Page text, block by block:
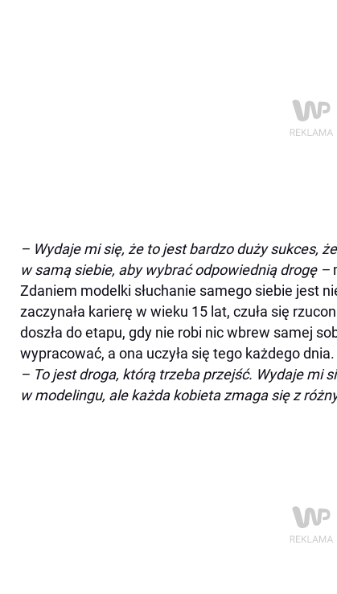
– Wydaje mi się, że to jest bardzo duży sukces,
w samą siebie, aby wybrać odpowiednią drogę –
Zdaniem modelki słuchanie samego siebie jest
zaczynała karierę w wieku 15 lat, czuła się
doszła do etapu, gdy nie robi nic wbrew samej
wypracować, a ona uczyła się tego każdego dnia.
– To jest droga, którą trzeba przejść. Wydaje mi
w modelingu, ale każda kobieta zmaga się z